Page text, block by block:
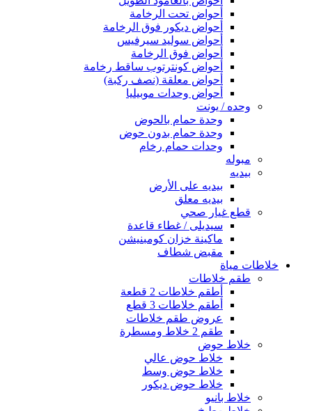
أحواض تحت الرخامة
أحواض ديكور فوق الرخامة
أحواض سوليد سيرفيس
أحواض فوق الرخامة
أحواض كونترتوب ساقط رخامة
أحواض معلقة (نصف ركبة)
أحواض وحدات موبيليا
وحده / يونت
وحدة حمام بالحوض
وحدة حمام بدون حوض
وحدات حمام رخام
مبوله
بيديه
بيديه على الأرض
بيديه معلق
قطع غيار صحي
سيديلى / غطاء قاعدة
ماكينة خزان كومبنيشن
مقبض شطاف
خلاطات مياة
طقم خلاطات
أطقم خلاطات 2 قطعة
أطقم خلاطات 3 قطع
عروض طقم خلاطات
طقم 2 خلاط ومسطرة
خلاط حوض
خلاط حوض عالي
خلاط حوض وسط
خلاط حوض ديكور
خلاط بانيو